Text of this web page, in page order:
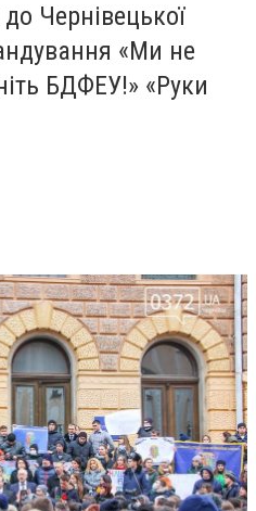
Чернівецької
«Ми не
БДФЕУ!» «Руки